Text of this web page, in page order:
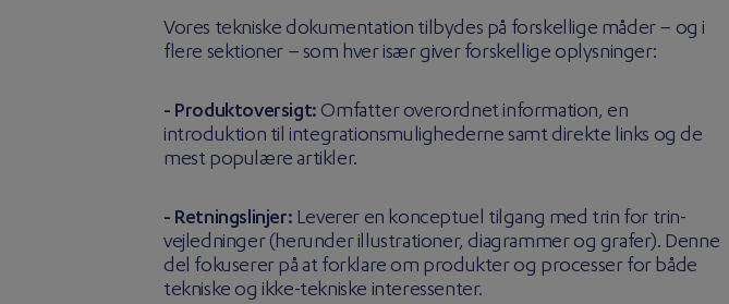
Vores tekniske dokumentation tilbydes på forskellige måder – og i
flere sektioner – som hver især giver forskellige oplysninger:
- Produktoversigt: Omfatter overordnet information, en
introduktion til integrationsmulighederne samt direkte links og de
mest populære artikler.
- Retningslinjer: Leverer en konceptuel tilgang med trin for trin-
vejledninger (herunder illustrationer, diagrammer og grafer). Denne
del fokuserer på at forklare om produkter og processer for både
tekniske og ikke-tekniske interessenter.